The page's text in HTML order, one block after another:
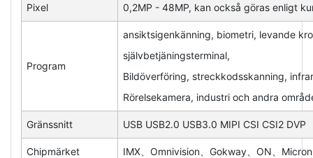
Pixel 0,2MP - 48MP, kan också göras enligt
Program
ansiktsigenkänning, biometri, levande
självbetjäningsterminal,
Bildöverföring, streckkodsskanning,
Rörelsekamera, industri och andra
Gränssnitt USB USB2.0 USB3.0 MIPI CSI CSI2 DVP
Chipmärket IMX、Omnivision、Gokway、ON、